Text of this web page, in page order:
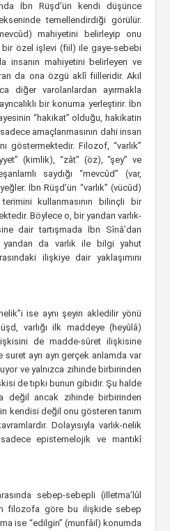
İbn Rüşd’ün kendi düşünce
temellendirdiği görülür.
mahiyetini belirleyip onu
bir özel işlevi (fiil) ile gaye-sebebi
insanın mahiyetini belirleyen ve
da ona özgü aklî fiilleridir. Akıl
diğer varolanlardan ayırmakla
bir konuma yerleştirir. İbn
“hakikat” olduğu, hakikatin
amaçlanmasının dahi insan
göstermektedir. Filozof, “varlık”
(kimlik), “zât” (öz), “şey” ve
saydığı “mevcûd” (var,
İbn Rüşd’ün “varlık” (vücûd)
kullanmasının bilinçli bir
Böylece o, bir yandan varlık-
dair tartışmada İbn Sînâ’dan
yandan da varlık ile bilgi yahut
ilişkiye dair yaklaşımını
ise aynı şeyin akledilir yönü
varlığı ilk maddeye (heyûlâ)
de madde-sûret ilişkisine
ayrı ayrı gerçek anlamda var
ve yalnızca zihinde birbirinden
de tıpkı bunun gibidir. Şu halde
değil ancak zihinde birbirinden
kendisi değil onu gösteren tanım
Dolayısıyla varlık-nelik
sadece epistemelojik ve mantıkî
sebep-sebepli (illetma’lûl
filozofa göre bu ilişkide sebep
ise “edilgin” (munfâil) konumda